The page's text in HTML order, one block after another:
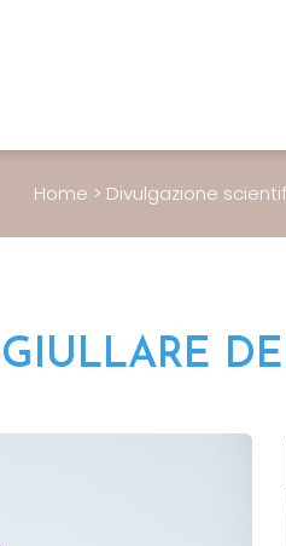
Home > Divulgazione
GIULLARE